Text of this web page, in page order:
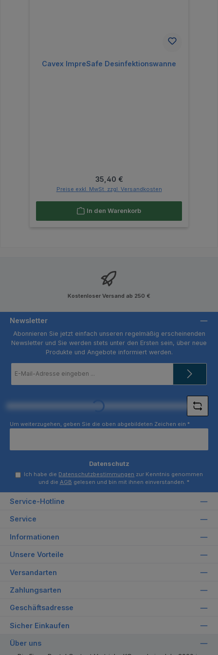
Cavex ImpreSafe Desinfektionswanne
Regulärer Preis:
35,40 €
Preise exkl. MwSt. zzgl. Versandkosten
In den Warenkorb
Kostenloser Versand ab 250 €
Newsletter
Abonnieren Sie jetzt einfach unseren regelmäßig erscheinenden
Newsletter und Sie werden stets unter den Ersten sein, über neue
Produkte und Angebote informiert werden.
Mail-
Loading...
Um weiterzugehen, geben Sie die oben abgebildeten Zeichen ein *
Datenschutz
Ich habe die Datenschutzbestimmungen zur Kenntnis genommen
und die AGB gelesen und bin mit ihnen einverstanden. *
Service-Hotline
Service
Informationen
Unsere Vorteile
Versandarten
Zahlungsarten
Geschäftsadresse
Sicher Einkaufen
Über uns